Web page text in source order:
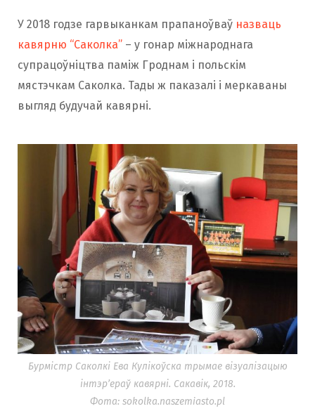
У 2018 годзе гарвыканкам прапаноўваў назваць
кавярню “Саколка” – у гонар міжнароднага
супрацоўніцтва паміж Гроднам і польскім
мястэчкам Саколка. Тады ж паказалі і меркаваны
выгляд будучай кавярні.
Бурмістр Саколкі Ева Кулікоўска трымае візуалізацыю
інтэр’ераў кавярні. Сакавік, 2018.
Фота: sokolka.naszemiasto.pl